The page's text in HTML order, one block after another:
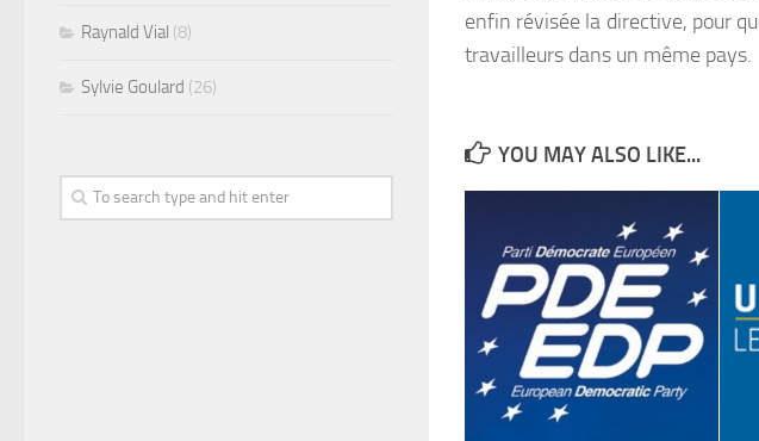
enfin révisée la directive, pour
travailleurs dans un même pays.
YOU MAY ALSO LIKE...
Raynald Vial (8)
Sylvie Goulard (26)